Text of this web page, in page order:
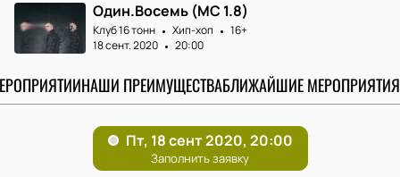
Один.Восемь (MC 1.8)
Клуб 16 тонн Хип-хоп
16+
18 сент. 2020
20:00
НАШИ ПРЕИМУЩЕСТВАБЛИЖАЙШИЕ МЕРОПРИЯТИЯ